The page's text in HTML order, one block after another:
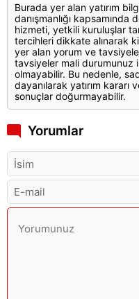
Burada yer alan yatırım
danışmanlığı kapsamında
hizmeti, yetkili kuruluşlar
tercihleri dikkate alınarak
yer alan yorum ve
tavsiyeler mali durumunuz
olmayabilir. Bu nedenle,
dayanılarak yatırım
sonuçlar doğurmayabilir.
Yorumlar